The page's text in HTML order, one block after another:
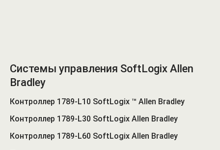
Системы управления SoftLogix Allen
Bradley
Контроллер 1789-L10 SoftLogix ™ Allen Bradley
Контроллер 1789-L30 SoftLogix Allen Bradley
Контроллер 1789-L60 SoftLogix Allen Bradley